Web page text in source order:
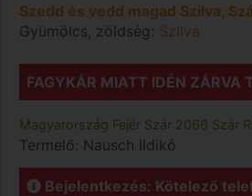
Szedd és vedd magad Szilva,
Gyümölcs, zöldség: Szilva
FAGYKÁR MIATT IDÉN ZÁRVA
Magyarország Fejér Szár 2066 Szár
Termelő: Nausch Ildikó
Bejelentkezés: Kötelező